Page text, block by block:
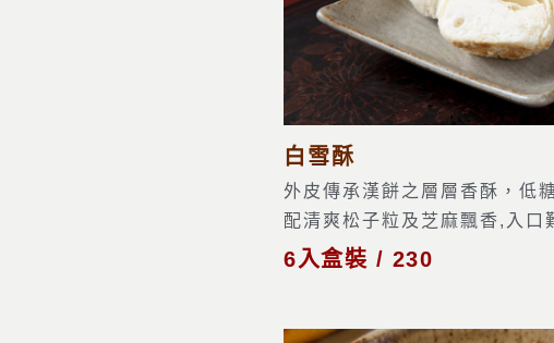
白雪酥
外皮傳承漢餅之層層香酥，低
配清爽松子粒及芝麻飄香,入口
6入盒裝 / 230